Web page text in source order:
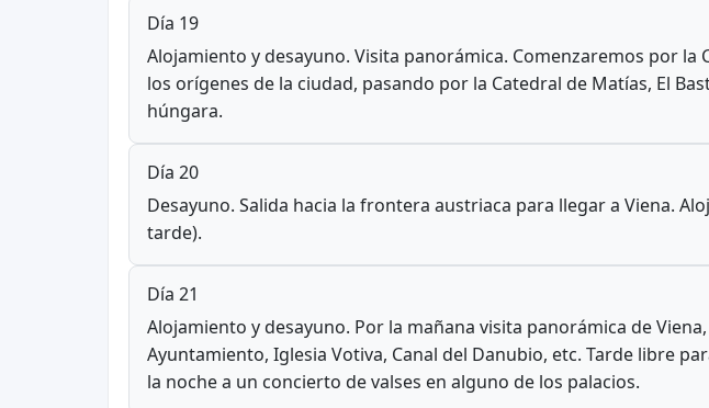
Día 19
Alojamiento y desayuno. Visita panorámica. Comenzaremos por
los orígenes de la ciudad, pasando por la Catedral de Matías, El
húngara.
Día 20
Desayuno. Salida hacia la frontera austriaca para llegar a Viena.
tarde).
Día 21
Alojamiento y desayuno. Por la mañana visita panorámica de
Ayuntamiento, Iglesia Votiva, Canal del Danubio, etc. Tarde libre
la noche a un concierto de valses en alguno de los palacios.